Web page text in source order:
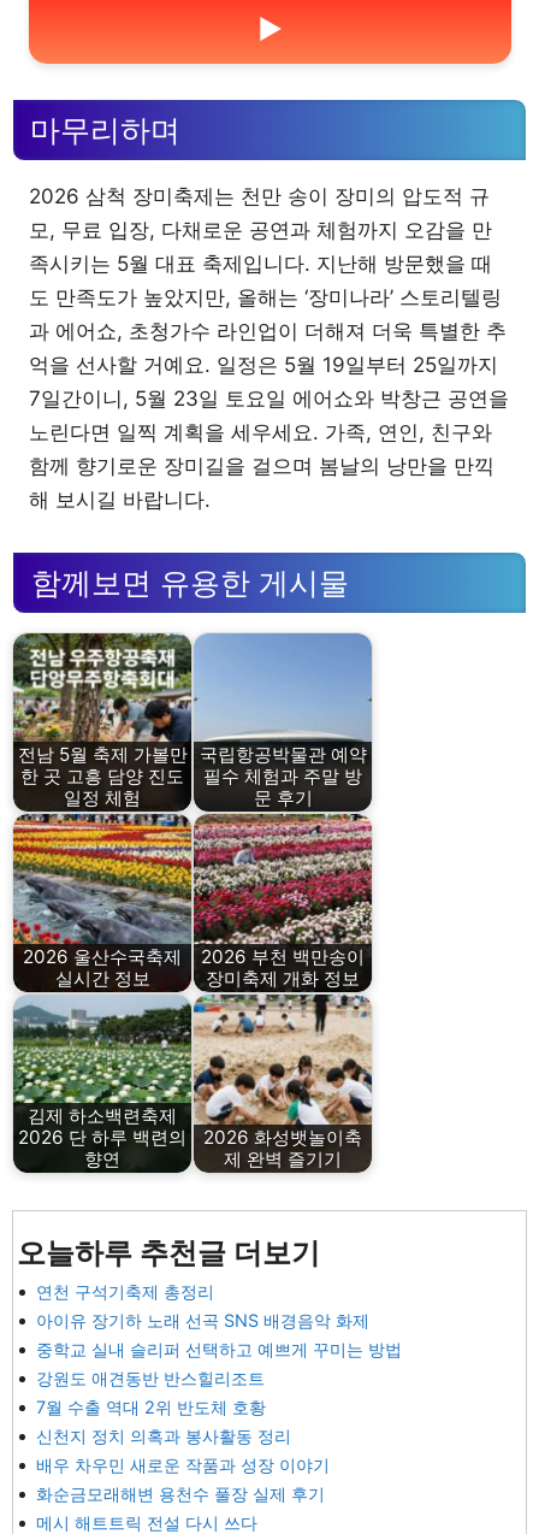
▶
마무리하며
2026 삼척 장미축제는 천만 송이 장미의 압도적 규
모, 무료 입장, 다채로운 공연과 체험까지 오감을 만
족시키는 5월 대표 축제입니다. 지난해 방문했을 때
도 만족도가 높았지만, 올해는 ‘장미나라’ 스토리텔링
과 에어쇼, 초청가수 라인업이 더해져 더욱 특별한 추
억을 선사할 거예요. 일정은 5월 19일부터 25일까지
7일간이니, 5월 23일 토요일 에어쇼와 박창근 공연을
노린다면 일찍 계획을 세우세요. 가족, 연인, 친구와
함께 향기로운 장미길을 걸으며 봄날의 낭만을 만끽
해 보시길 바랍니다.
함께보면 유용한 게시물
전남 5월 축제 가볼만
한 곳 고흥 담양 진도
일정 체험
국립항공박물관 예약
필수 체험과 주말 방
문 후기
2026 울산수국축제
실시간 정보
2026 부천 백만송이
장미축제 개화 정보
김제 하소백련축제
2026 단 하루 백련의
향연
2026 화성뱃놀이축
제 완벽 즐기기
오늘하루 추천글 더보기
연천 구석기축제 총정리
아이유 장기하 노래 선곡 SNS 배경음악 화제
중학교 실내 슬리퍼 선택하고 예쁘게 꾸미는 방법
강원도 애견동반 반스힐리조트
7월 수출 역대 2위 반도체 호황
신천지 정치 의혹과 봉사활동 정리
배우 차우민 새로운 작품과 성장 이야기
화순금모래해변 용천수 풀장 실제 후기
메시 해트트릭 전설 다시 쓰다